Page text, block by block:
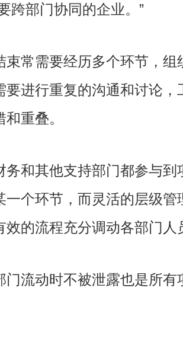
跨部门协同的企业。”
常需要经历多个环节，
进行重复的沟通和讨论，
重叠。
和其他支持部门都参与到
个环节，而灵活的层级管
的流程充分调动各部门人
流动时不被泄露也是所有